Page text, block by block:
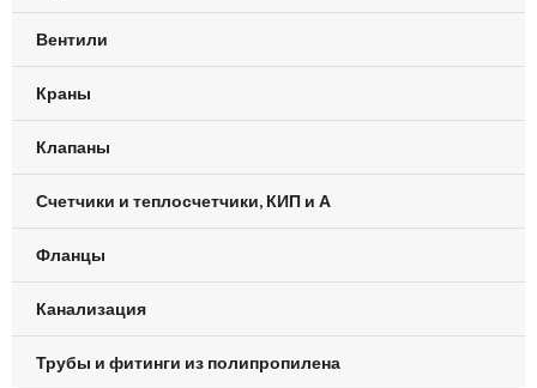
Вентили
Краны
Клапаны
Счетчики и теплосчетчики, КИП и А
Фланцы
Канализация
Трубы и фитинги из полипропилена